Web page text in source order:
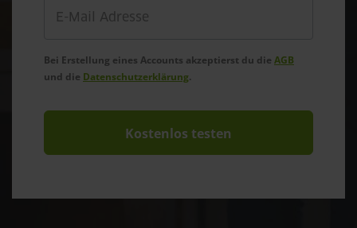
Bei Erstellung eines Accounts akzeptierst du die AGB
und die Datenschutzerklärung.
Kostenlos testen